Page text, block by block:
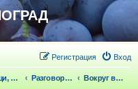
Вход
Регистрация
Сад, овощи, ягодники, цветы, беседка Разговоры обо всем что волнует Вокруг винограда